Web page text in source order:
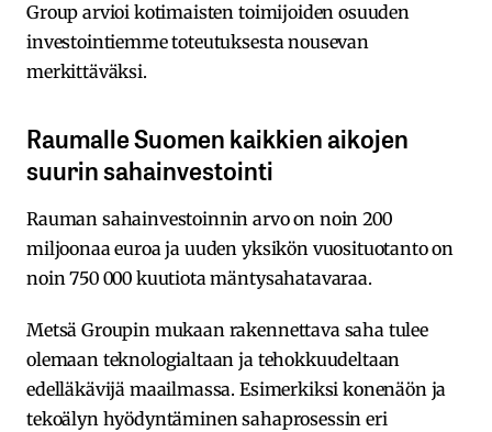
Group arvioi kotimaisten toimijoiden osuuden
investointiemme toteutuksesta nousevan
merkittäväksi.
Raumalle Suomen kaikkien aikojen
suurin sahainvestointi
Rauman sahainvestoinnin arvo on noin 200
miljoonaa euroa ja uuden yksikön vuosituotanto on
noin 750 000 kuutiota mäntysahatavaraa.
Metsä Groupin mukaan rakennettava saha tulee
olemaan teknologialtaan ja tehokkuudeltaan
edelläkävijä maailmassa. Esimerkiksi konenäön ja
tekoälyn hyödyntäminen sahaprosessin eri